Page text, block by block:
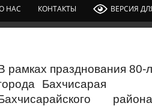
НАС КОНТАКТЫ ВЕРСИЯ
рамках празднования 80-